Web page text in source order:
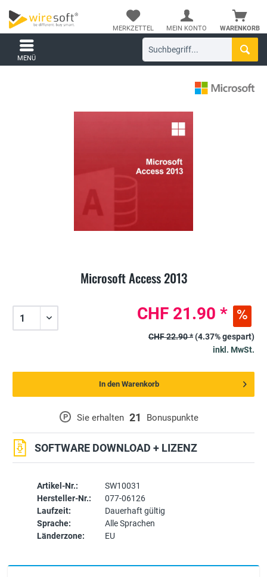
WARENKORB
MERKZETTEL MEIN KONTO
MENÜ
Microsoft Access 2013
Artikel-Nr.:
SW10031
Hersteller-Nr.:
077-06126
Laufzeit:
Dauerhaft gültig
Sprache:
Alle Sprachen
Länderzone:
EU
P Sie erhalten 21 Bonuspunkte
SOFTWARE DOWNLOAD + LIZENZ
CHF 21.90 *
CHF 22.90 *(4.37% gespart)
inkl. MwSt.
In den Warenkorb